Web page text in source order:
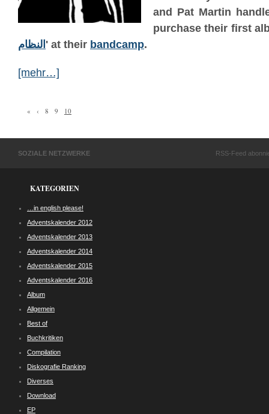
and Pat Martin
purchase their first
النظام ' at their bandcamp.
[mehr…]
« ‹ 8 9 10
SOZIALE NETZWERKE RSS-Feed
KATEGORIEN
…in english please!
Adventskalender 2012
Adventskalender 2013
Adventskalender 2014
Adventskalender 2015
Adventskalender 2016
Album
Allgemein
Best of
Buchkritiken
Compilation
Diskografie Ranking
Diverses
Download
EP